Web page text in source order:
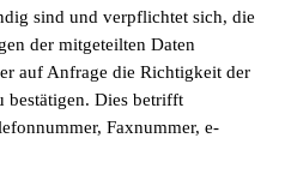
sind und verpflichtet sich, die
der mitgeteilten Daten
auf Anfrage die Richtigkeit der
bestätigen. Dies betrifft
Faxnummer, e-